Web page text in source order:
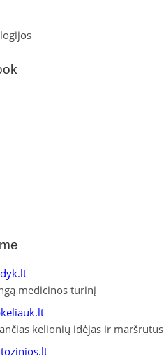
medicinos turinį
kelionių idėjas ir maršrutus